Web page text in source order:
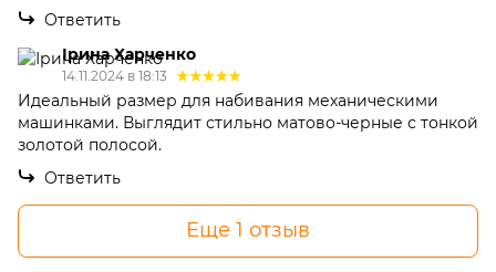
Ответить
Ірина Харченко
14.11.2024 в 18:13
Идеальный размер для набивания механическими
машинками. Выглядит стильно матово-черные с тонкой
золотой полосой.
Ответить
Еще 1 отзыв